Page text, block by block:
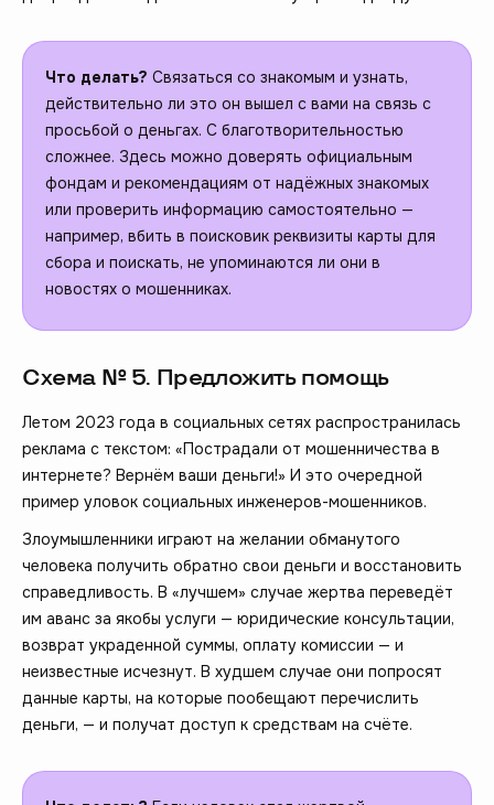
Что делать? Связаться со знакомым и узнать,
действительно ли это он вышел с вами на связь с
просьбой о деньгах. С благотворительностью
сложнее. Здесь можно доверять официальным
фондам и рекомендациям от надёжных знакомых
или проверить информацию самостоятельно —
например, вбить в поисковик реквизиты карты для
сбора и поискать, не упоминаются ли они в
новостях о мошенниках.
Схема № 5. Предложить помощь
Летом 2023 года в социальных сетях распространилась
реклама с текстом: «Пострадали от мошенничества в
интернете? Вернём ваши деньги!» И это очередной
пример уловок социальных инженеров-мошенников.
Злоумышленники играют на желании обманутого
человека получить обратно свои деньги и восстановить
справедливость. В «лучшем» случае жертва переведёт
им аванс за якобы услуги — юридические консультации,
возврат украденной суммы, оплату комиссии — и
неизвестные исчезнут. В худшем случае они попросят
данные карты, на которые пообещают перечислить
деньги, — и получат доступ к средствам на счёте.